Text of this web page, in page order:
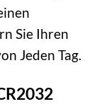
Sie Ihren
Jeden Tag.